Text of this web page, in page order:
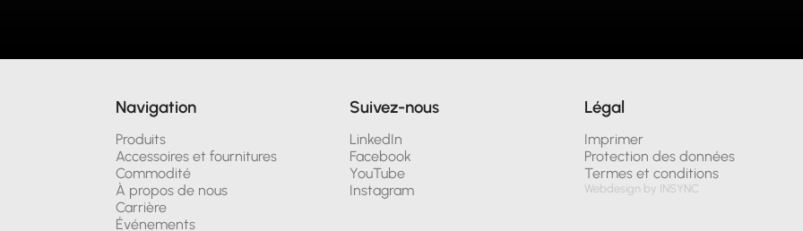
Navigation
Produits
Accessoires et fournitures
Commodité
À propos de nous
Carrière
Événements
Suivez-nous
LinkedIn
Facebook
YouTube
Instagram
Légal
Imprimer
Protection des données
Termes et conditions
Webdesign by INSYNC